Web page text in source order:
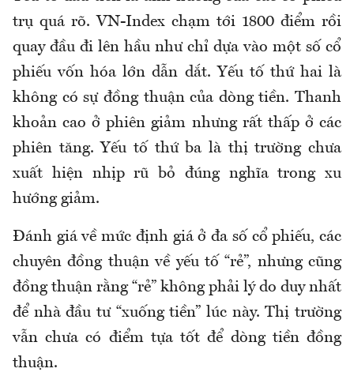
trụ quá rõ. VN-Index chạm tới 1800 điểm rồi
quay đầu đi lên hầu như chỉ dựa vào một số cổ
phiếu vốn hóa lớn dẫn dắt. Yếu tố thứ hai là
không có sự đồng thuận của dòng tiền. Thanh
khoản cao ở phiên giảm nhưng rất thấp ở các
phiên tăng. Yếu tố thứ ba là thị trường chưa
xuất hiện nhịp rũ bỏ đúng nghĩa trong xu
hướng giảm.
Đánh giá về mức định giá ở đa số cổ phiếu, các
chuyên đồng thuận về yếu tố “rẻ”, nhưng cũng
đồng thuận rằng “rẻ” không phải lý do duy nhất
để nhà đầu tư “xuống tiền” lúc này. Thị trường
vẫn chưa có điểm tựa tốt để dòng tiền đồng
thuận.